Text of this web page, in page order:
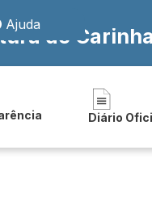
Ajuda
de
Diário